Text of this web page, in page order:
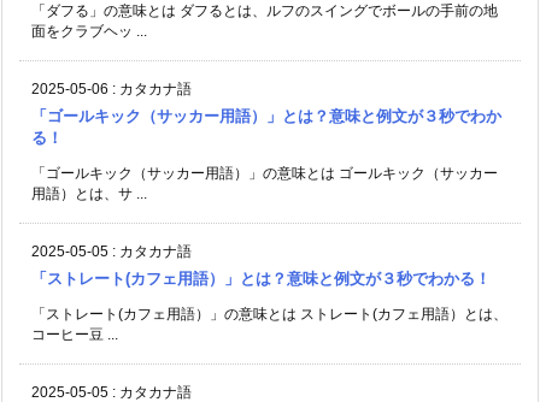
「ダフる」の意味とは ダフるとは、ルフのスイングでボールの手前の地
面をクラブヘッ ...
2025-05-06 : カタカナ語
「ゴールキック（サッカー用語）」とは？意味と例文が３秒でわか
る！
「ゴールキック（サッカー用語）」の意味とは ゴールキック（サッカー
用語）とは、サ ...
2025-05-05 : カタカナ語
「ストレート(カフェ用語）」とは？意味と例文が３秒でわかる！
「ストレート(カフェ用語）」の意味とは ストレート(カフェ用語）とは、
コーヒー豆 ...
2025-05-05 : カタカナ語